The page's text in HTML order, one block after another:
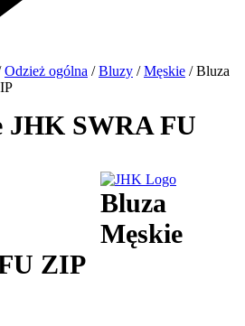
Odzież ogólna /Bluzy /Męskie / Bluza
JHK SWRA FU
Bluza
Męskie
ZIP